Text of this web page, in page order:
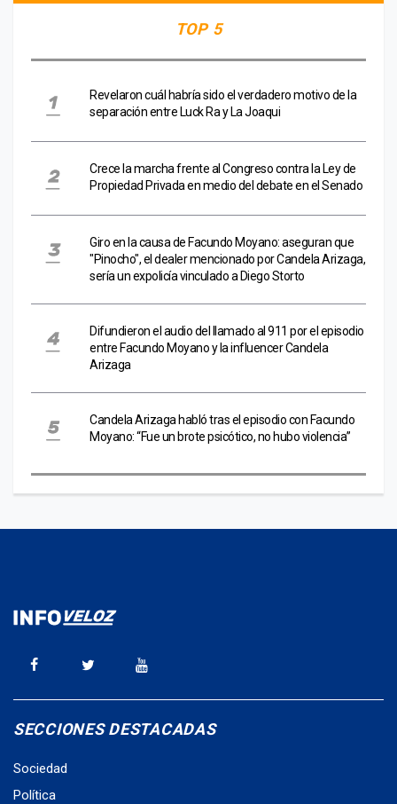
TOP 5
Revelaron cuál habría sido el verdadero motivo de la
separación entre Luck Ra y La Joaqui
Crece la marcha frente al Congreso contra la Ley de
Propiedad Privada en medio del debate en el Senado
Giro en la causa de Facundo Moyano: aseguran que
"Pinocho", el dealer mencionado por Candela Arizaga,
sería un expolicía vinculado a Diego Storto
Difundieron el audio del llamado al 911 por el episodio
entre Facundo Moyano y la influencer Candela
Arizaga
Candela Arizaga habló tras el episodio con Facundo
Moyano: “Fue un brote psicótico, no hubo violencia”
SECCIONES DESTACADAS
Sociedad
Política